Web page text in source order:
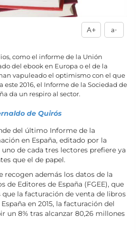
A+ a-
como el informe de la Unión
del ebook en Europa o el de la
vapuleado el optimismo con el que
este 2016, el Informe de la Sociedad de
da un respiro al sector.
de Quirós
del último Informe de la
en España, editado por la
de cada tres lectores prefiere ya
que el de papel.
recogen además los datos de la
de Editores de España (FGEE), que
que la facturación de venta de libros
en 2015, la facturación del
un 8% tras alcanzar 80,26 millones